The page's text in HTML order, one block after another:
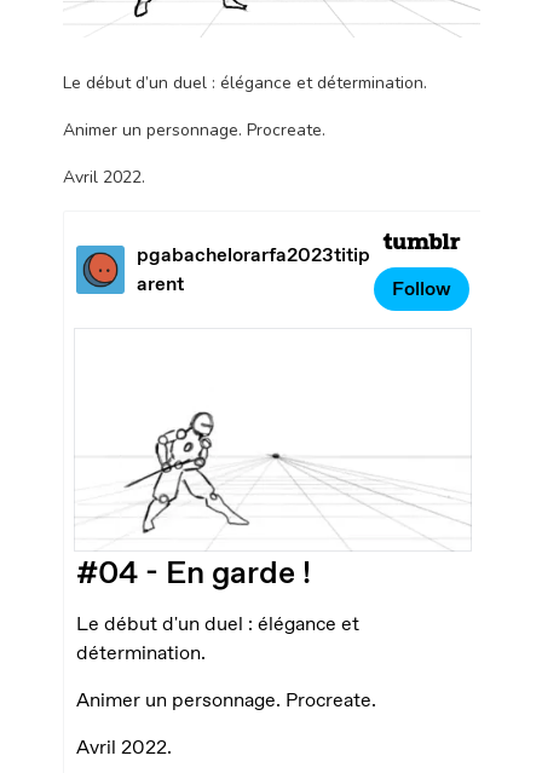
Le début d’un duel : élégance et détermination.
Animer un personnage. Procreate.
Avril 2022.